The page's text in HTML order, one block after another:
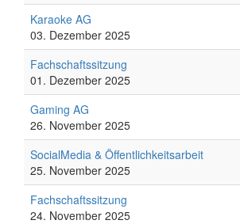
Karaoke AG
03. Dezember 2025
Fachschaftssitzung
01. Dezember 2025
Gaming AG
26. November 2025
SocialMedia & Öffentlichkeitsarbeit
25. November 2025
Fachschaftssitzung
24. November 2025